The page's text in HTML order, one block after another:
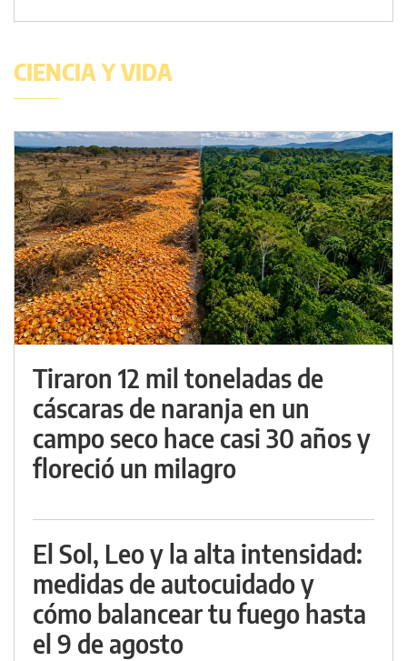
CIENCIA Y VIDA
Tiraron 12 mil toneladas de
cáscaras de naranja en un
campo seco hace casi 30 años y
floreció un milagro
El Sol, Leo y la alta intensidad:
medidas de autocuidado y
cómo balancear tu fuego hasta
el 9 de agosto